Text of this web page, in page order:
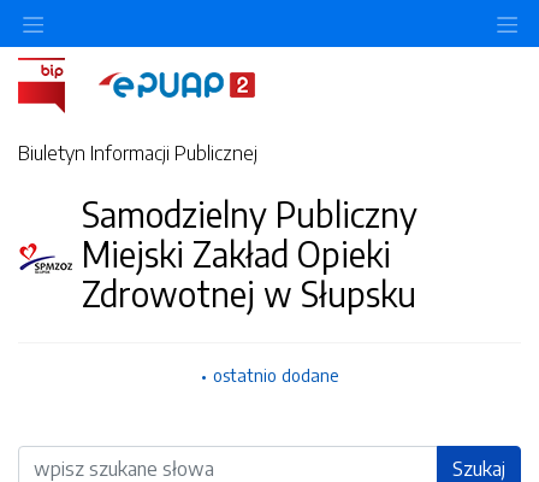
Biuletyn Informacji Publicznej
Samodzielny Publiczny
Miejski Zakład Opieki
Zdrowotnej w Słupsku
ostatnio dodane
Wyszukiwarka Szukaj